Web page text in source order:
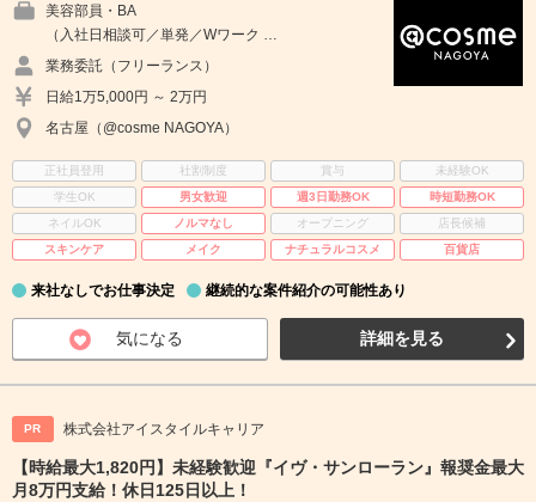
美容部員・BA
（入社日相談可／単発／Wワーク …
業務委託（フリーランス）
日給1万5,000円 ～ 2万円
名古屋（@cosme NAGOYA）
正社員登用 社割制度 賞与
未経験OK
学生OK
男女歓迎 週3日勤務OK
時短勤務OK
ネイルOK
ノルマなし オープニング
店長候補
スキンケア
メイク ナチュラルコスメ 百貨店
来社なしでお仕事決定 継続的な案件紹介の可能性あり
気になる 詳細を見る
PR 株式会社アイスタイルキャリア
【時給最大1,820円】未経験歓迎『イヴ・サンローラン』報奨金最大
月8万円支給！休日125日以上！